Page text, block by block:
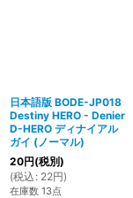
日本語版 BODE-JP018
Destiny HERO - Denier
D-HERO ディナイアル
ガイ (ノーマル)
20円(税別)
(税込 : 22円)
在庫数 13点